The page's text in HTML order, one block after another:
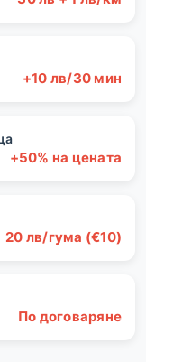
+10 лв/30 мин
+50% на цената
20 лв/гума (€10)
По договаряне